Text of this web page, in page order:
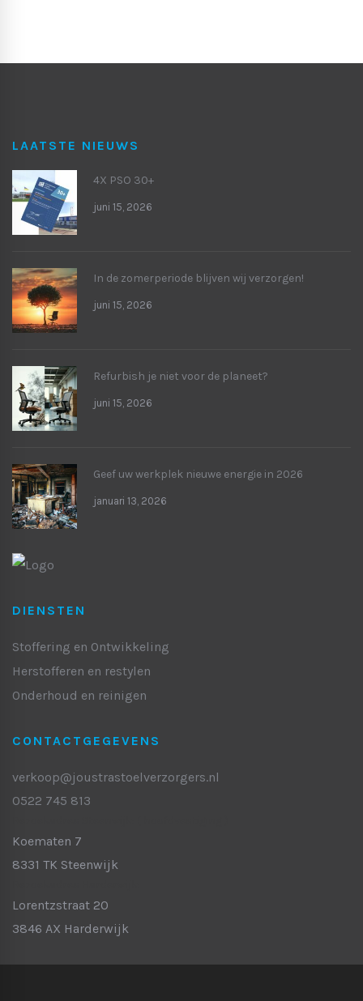
LAATSTE NIEUWS
4X PSO 30+
juni 15, 2026
In de zomerperiode blijven wij verzorgen!
juni 15, 2026
Refurbish je niet voor de planeet?
juni 15, 2026
Geef uw werkplek nieuwe energie in 2026
januari 13, 2026
DIENSTEN
Stoffering en Ontwikkeling
Herstofferen en restylen
Onderhoud en reinigen
CONTACTGEGEVENS
verkoop@joustrastoelverzorgers.nl
0522 745 813
Koematen 7
8331 TK Steenwijk
Lorentzstraat 20
3846 AX Harderwijk